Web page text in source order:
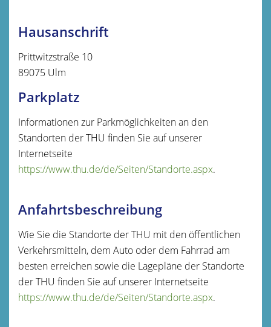
Hausanschrift
Prittwitzstraße 10
89075 Ulm
Parkplatz
Informationen zur Parkmöglichkeiten an den
Standorten der THU finden Sie auf unserer
Internetseite
https://www.thu.de/de/Seiten/Standorte.aspx.
Anfahrtsbeschreibung
Wie Sie die Standorte der THU mit den öffentlichen
Verkehrsmitteln, dem Auto oder dem Fahrrad am
besten erreichen sowie die Lagepläne der Standorte
der THU finden Sie auf unserer Internetseite
https://www.thu.de/de/Seiten/Standorte.aspx.